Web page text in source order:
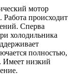
мотор
Работа происходит
Сперва
холодильника
полностью,
Имеет низкий